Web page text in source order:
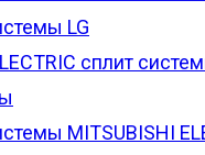
LG
сплит
MITSUBISHI